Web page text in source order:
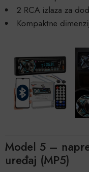
2 RCA izlaza za
Kompaktne
Model 5 –
uređaj (MP5)